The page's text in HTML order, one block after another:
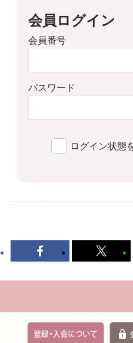
会員ログイン
会員番号
パスワード
ログイン状態